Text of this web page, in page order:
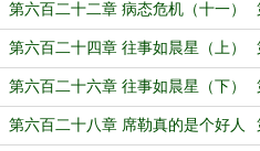
第六百二十二章 病态危机（十一）
第六百二十四章 往事如晨星（上）
第六百二十六章 往事如晨星（下）
第六百二十八章 席勒真的是个好人